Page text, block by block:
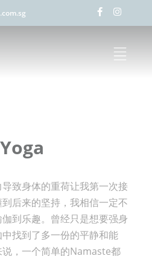
致身体的重荷让我第一次接
后来的坚持，我相信一定不
到乐趣。曾经只是想要强身
找到了多一份的平静和能
，一个简单的Namaste都